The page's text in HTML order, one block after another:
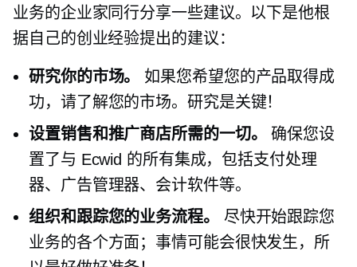
业务的企业家同行分享一些建议。以下是他根
据自己的创业经验提出的建议：
研究你的市场。
如果您希望您的产品取得成
功，请了解您的市场。研究是关键！
设置销售和推广商店所需的一切。
确保您设
置了与 Ecwid 的所有集成，包括支付处理
器、广告管理器、会计软件等。
组织和跟踪您的业务流程。
尽快开始跟踪您
业务的各个方面；事情可能会很快发生，所